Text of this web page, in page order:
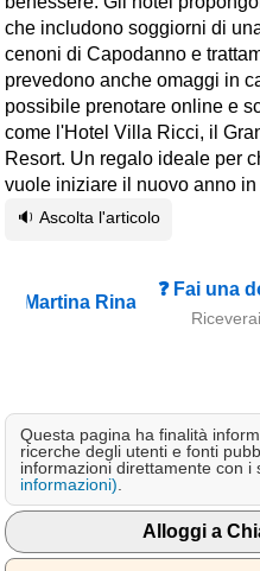
che includono soggiorni di
cenoni di Capodanno e
prevedono anche omaggi in
possibile prenotare online e
come l'Hotel Villa Ricci, il
Resort. Un regalo ideale per
vuole iniziare il nuovo anno
🔉 Ascolta l'articolo
❓ Fai una
Questa pagina ha finalità
ricerche degli utenti e fonti
informazioni direttamente con i
informazioni)
Alloggi a
Ambienti
≋ Mare
🗻 Montagna
Laghi
Abruzzo(214)
Basilicata(64)
Calabria